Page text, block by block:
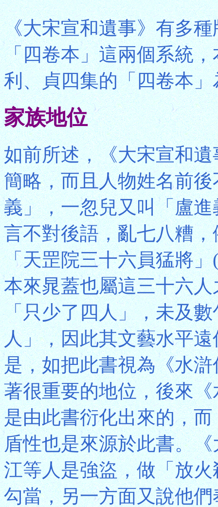
《大宋宣和遺事》有多
「四卷本」這兩個系統
利、貞四集的「四卷本」
家族地位
如前所述，《大宋宣和
簡略，而且人物姓名前
義」，一忽兒又叫「盧
言不對後語，亂七八糟
「天罡院三十六員猛將
本來晁蓋也屬這三十六
「只少了四人」，未及
人」，因此其文藝水平
是，如把此書視為《水
著很重要的地位，後來
是由此書衍化出來的，
盾性也是來源於此書。
江等人是強盜，做「放
勾當，另一方面又說他